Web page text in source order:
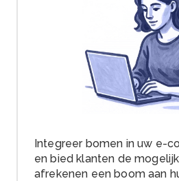
Integreer bomen in uw e-
en bied klanten de
afrekenen een boom aan